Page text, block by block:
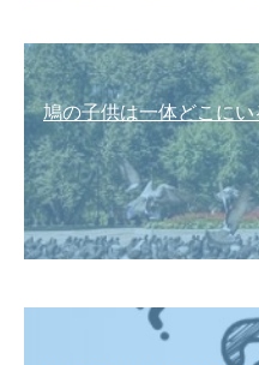
鳩の子供は一体どこに